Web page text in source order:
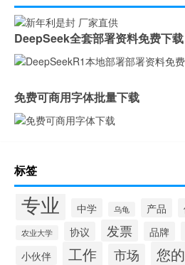
DeepSeek全套部署资料免费下载
免费可商用字体批量下载
标签
专业 中学 乌龟 产品
农业大学 协议 发票 品牌
小伙伴
工作 市场 您的